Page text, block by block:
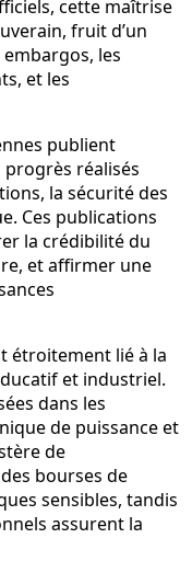
cette maîtrise
fruit d’un
les
et les
publient
réalisés
la sécurité des
Ces publications
la crédibilité du
et affirmer une
étroitement lié à la
et industriel.
dans les
de puissance et
de
bourses de
sensibles, tandis
assurent la